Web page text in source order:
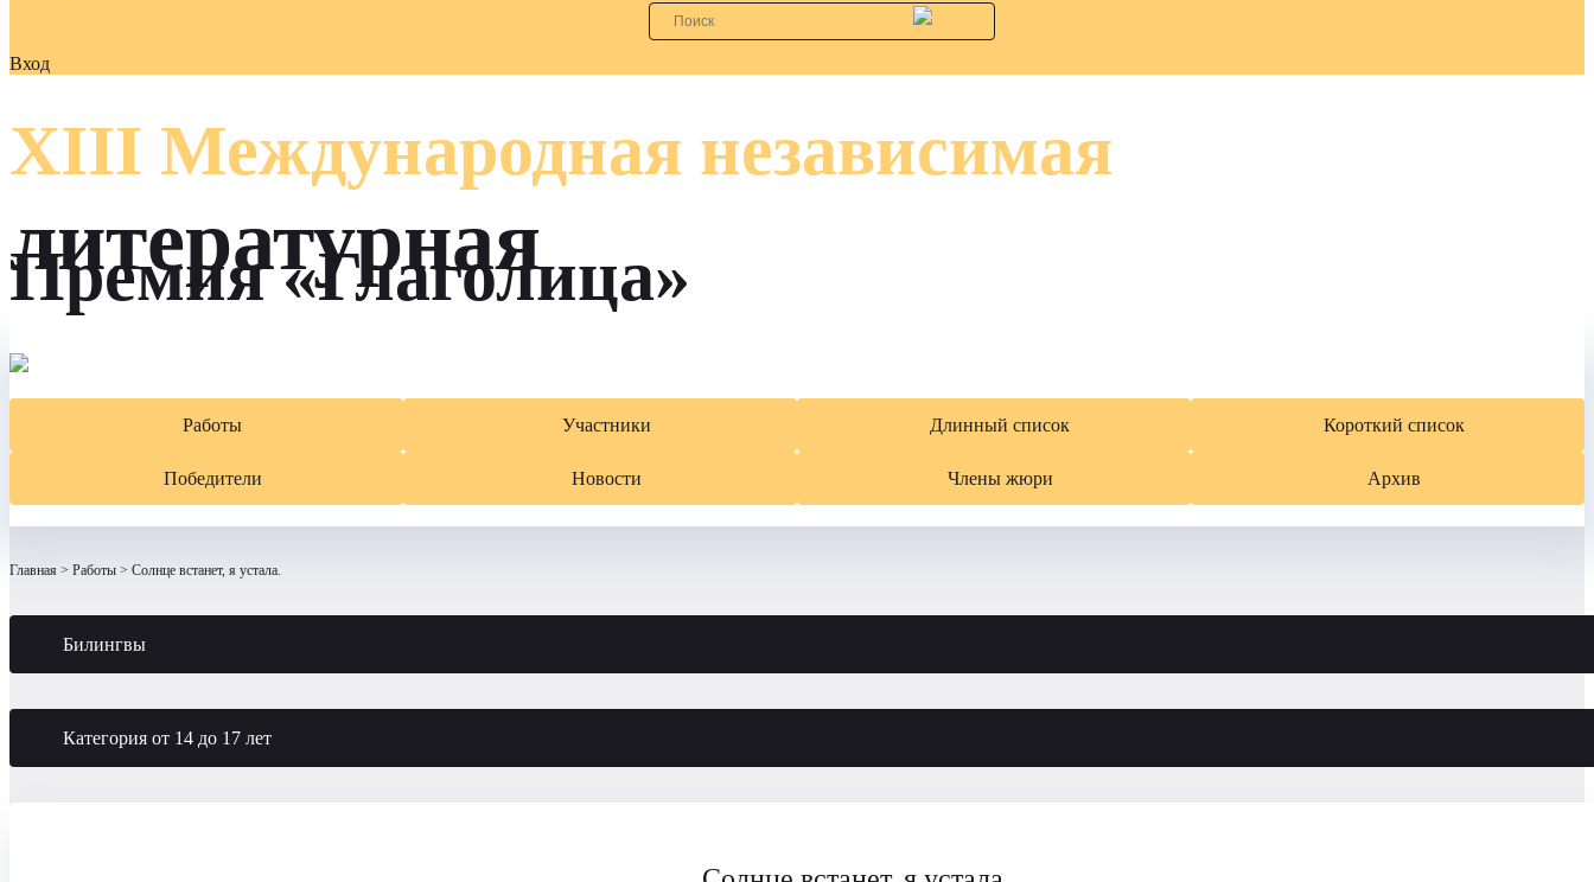
Вход
XIII Международная независимая
литературная
Премия «Глаголица»
Работы Участники Длинный список Короткий список
Победители Новости Члены жюри Архив
Главная Работы Солнце встанет, я устала.
Билингвы
Категория от 14 до 17 лет